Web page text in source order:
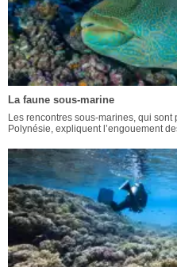
La faune sous-marine
Les rencontres sous-marines, qui
Polynésie, expliquent l’engouement